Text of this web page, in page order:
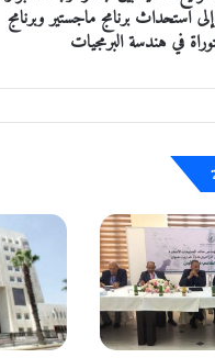
استحداث برنامج ماجستير وبرنامج
في هندسة البرمجيات